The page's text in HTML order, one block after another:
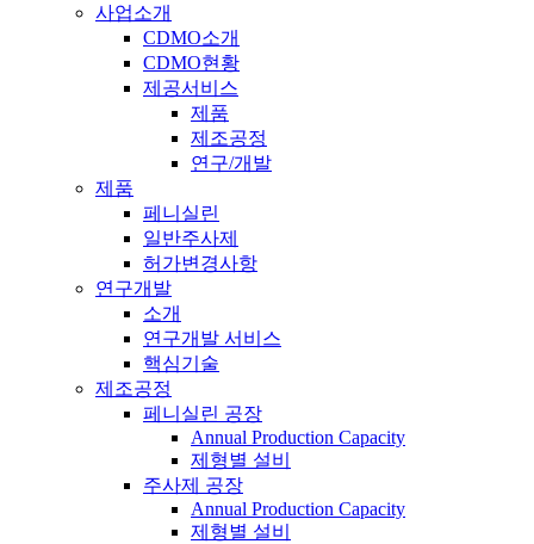
사업소개
CDMO소개
CDMO현황
제공서비스
제품
제조공정
연구/개발
제품
페니실린
일반주사제
허가변경사항
연구개발
소개
연구개발 서비스
핵심기술
제조공정
페니실린 공장
Annual Production Capacity
제형별 설비
주사제 공장
Annual Production Capacity
제형별 설비